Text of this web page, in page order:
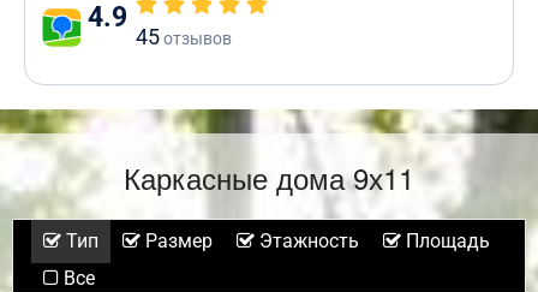
4.9
45отзывов
Каркасные дома 9х11
Тип Размер Этажность
Площадь
Все